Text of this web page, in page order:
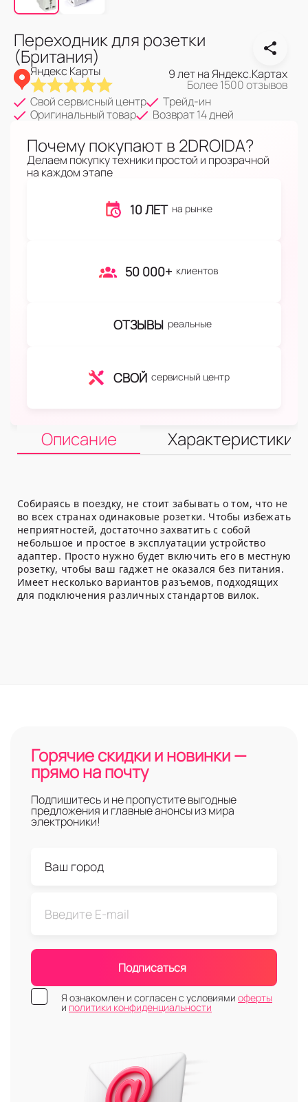
Переходник для розетки
(Британия)
Яндекс Карты 9 лет на Яндекс.Картах
Более 1500 отзывов
Свой сервисный центр
Трейд-ин
Оригинальный товар
Возврат 14 дней
Почему покупают в 2DROIDA?
Делаем покупку техники простой и прозрачной
на каждом этапе
10 ЛЕТ на рынке
50 000+ клиентов
ОТЗЫВЫ реальные
СВОЙ сервисный центр
Описание Характеристики
Собираясь в поездку, не стоит забывать о том, что не
во всех странах одинаковые розетки. Чтобы избежать
неприятностей, достаточно захватить с собой
небольшое и простое в эксплуатации устройство
адаптер. Просто нужно будет включить его в местную
розетку, чтобы ваш гаджет не оказался без питания.
Имеет несколько вариантов разъемов, подходящих
для подключения различных стандартов вилок.
Горячие скидки и новинки —
прямо на почту
Подпишитесь и не пропустите выгодные
предложения и главные анонсы из мира
электроники!
Подписаться
Я ознакомлен и согласен с условиями оферты
и политики конфиденциальности